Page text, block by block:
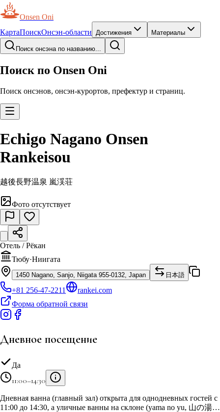
Onsen Oni
КартаПоискОнсэн-области Достижения Материалы
Поиск онсэна по названию...
Поиск по Onsen Oni
Поиск онсэнов, онсэн-курортов, префектур и страниц.
Echigo Nagano Onsen
Rankeisou
越後長野温泉 嵐渓荘
Фото отсутствует
Отель / Рёкан
Тюбу·Ниигата
1450 Nagano, Sanjo, Niigata 955-0132, Japan 日本語
+81 256-47-2211
rankei.com
Форма обратной связи
Дневное посещение
Да
11:00–14:30
Дневная ванна (главный зал) открыта для однодневных гостей с
11:00 до 14:30, а уличные ванны на склоне (yama no yu, 山の湯)